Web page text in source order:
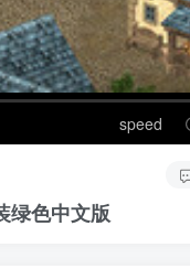
speed
绿色中文版